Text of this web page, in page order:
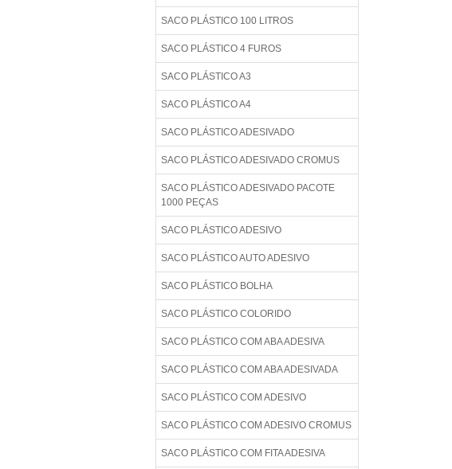
SACO PLÁSTICO 100 LITROS
SACO PLÁSTICO 4 FUROS
SACO PLÁSTICO A3
SACO PLÁSTICO A4
SACO PLÁSTICO ADESIVADO
SACO PLÁSTICO ADESIVADO CROMUS
SACO PLÁSTICO ADESIVADO PACOTE
1000 PEÇAS
SACO PLÁSTICO ADESIVO
SACO PLÁSTICO AUTO ADESIVO
SACO PLÁSTICO BOLHA
SACO PLÁSTICO COLORIDO
SACO PLÁSTICO COM ABA ADESIVA
SACO PLÁSTICO COM ABA ADESIVADA
SACO PLÁSTICO COM ADESIVO
SACO PLÁSTICO COM ADESIVO CROMUS
SACO PLÁSTICO COM FITA ADESIVA